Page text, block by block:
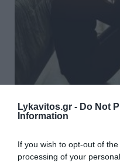
Lykavitos.gr - Do Not
Information
If you wish to opt-out of
processing of your
Ζάκυνθος:
Ανησυχία έχουν